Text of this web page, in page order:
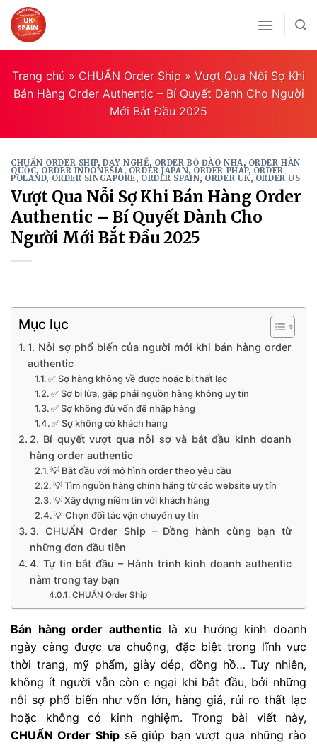
Skip
to
content
Trang chủ » CHUẨN Order Ship » Vượt Qua Nỗi Sợ Khi
Bán Hàng Order Authentic – Bí Quyết Dành Cho Người
Mới Bắt Đầu 2025
CHUẨN ORDER SHIP,DẠY NGHỀ, ORDER BỒ ĐÀO NHA, ORDER HÀN
QUỐC, ORDER INDONESIA, ORDER JAPAN, ORDER PHÁP, ORDER
POLAND, ORDER SINGAPORE, ORDER SPAIN, ORDER UK, ORDER US
Vượt Qua Nỗi Sợ Khi Bán Hàng Order
Authentic – Bí Quyết Dành Cho
Người Mới Bắt Đầu 2025
Mục lục
1. Nỗi sợ phổ biến của người mới khi bán hàng order
authentic
✅ Sợ hàng không về được hoặc bị thất lạc
✅ Sợ bị lừa, gặp phải nguồn hàng không uy tín
✅ Sợ không đủ vốn để nhập hàng
✅ Sợ không có khách hàng
2. Bí quyết vượt qua nỗi sợ và bắt đầu kinh doanh
hàng order authentic
💡 Bắt đầu với mô hình order theo yêu cầu
💡 Tìm nguồn hàng chính hãng từ các website uy tín
💡 Xây dựng niềm tin với khách hàng
💡 Chọn đối tác vận chuyển uy tín
3. CHUẨN Order Ship – Đồng hành cùng bạn từ
những đơn đầu tiên
4. Tự tin bắt đầu – Hành trình kinh doanh authentic
nằm trong tay bạn
CHUẨN Order Ship
Bán hàng order authenticlà xu hướng kinh doanh
ngày càng được ưa chuộng, đặc biệt trong lĩnh vực
thời trang, mỹ phẩm, giày dép, đồng hồ… Tuy nhiên,
không ít người vẫn còn e ngại khi bắt đầu, bởi những
nỗi sợ phổ biến như vốn lớn, hàng giả, rủi ro thất lạc
hoặc không có kinh nghiệm. Trong bài viết này,
CHUẨN Order Shipsẽ giúp bạn vượt qua những rào